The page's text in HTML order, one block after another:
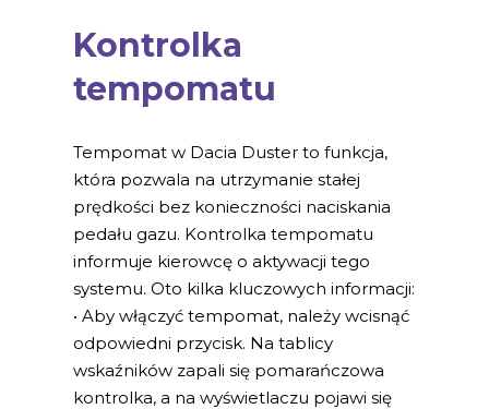
Kontrolka
tempomatu
Tempomat w Dacia Duster to funkcja,
która pozwala na utrzymanie stałej
prędkości bez konieczności naciskania
pedału gazu. Kontrolka tempomatu
informuje kierowcę o aktywacji tego
systemu. Oto kilka kluczowych informacji:
• Aby włączyć tempomat, należy wcisnąć
odpowiedni przycisk. Na tablicy
wskaźników zapali się pomarańczowa
kontrolka, a na wyświetlaczu pojawi się